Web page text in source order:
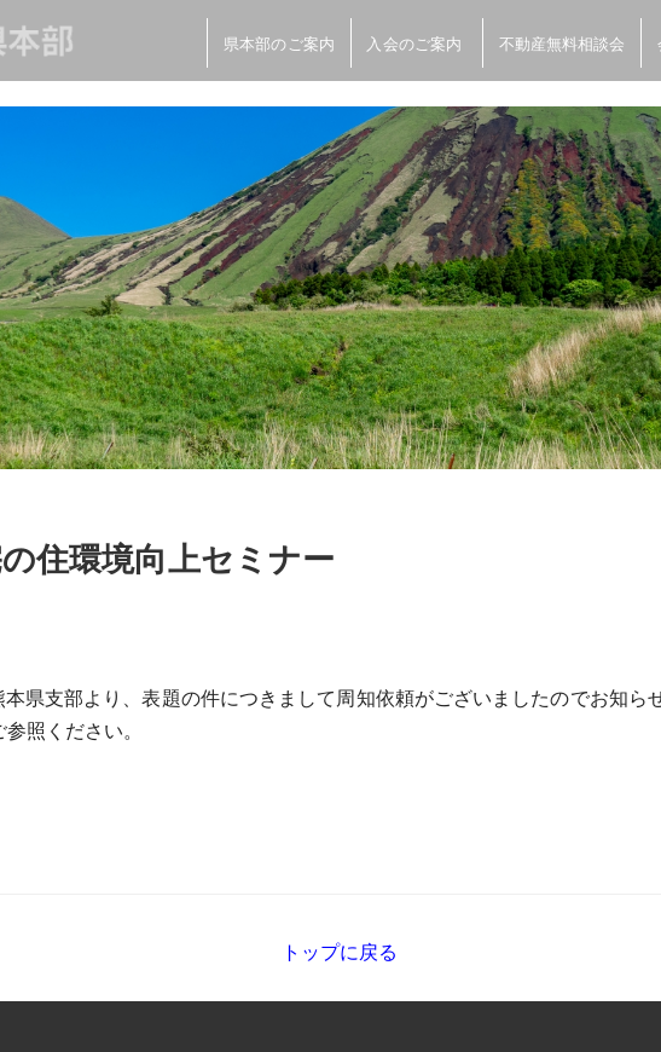
県本部のご案内 入会のご案内 不動産無料相談会
住環境向上セミナー
県支部より、表題の件につきまして周知依頼がございましたのでお知ら
照ください。
トップに戻る